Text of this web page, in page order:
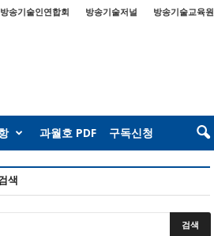
송기술인연합회 방송기술저널 방송기술교육원
과월호 PDF 구독신청
색